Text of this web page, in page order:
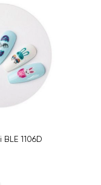
1106D